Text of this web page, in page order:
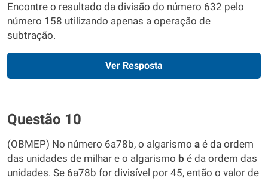
Encontre o resultado da divisão do número 632 pelo
número 158 utilizando apenas a operação de
subtração.
Ver Resposta
Questão 10
(OBMEP) No número 6a78b, o algarismo a é da ordem
das unidades de milhar e o algarismo b é da ordem das
unidades. Se 6a78b for divisível por 45, então o valor de